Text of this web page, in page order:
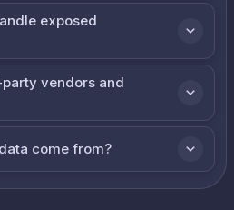
exposed
vendors and
come from?